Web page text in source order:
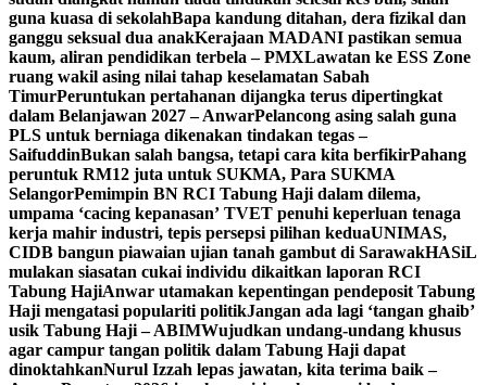
guna kuasa di sekolahBapa kandung ditahan, dera fizikal dan
ganggu seksual dua anakKerajaan MADANI pastikan semua
kaum, aliran pendidikan terbela – PMXLawatan ke ESS Zone
ruang wakil asing nilai tahap keselamatan Sabah
TimurPeruntukan pertahanan dijangka terus dipertingkat
dalam Belanjawan 2027 – AnwarPelancong asing salah guna
PLS untuk berniaga dikenakan tindakan tegas –
SaifuddinBukan salah bangsa, tetapi cara kita berfikirPahang
peruntuk RM12 juta untuk SUKMA, Para SUKMA
SelangorPemimpin BN RCI Tabung Haji dalam dilema,
umpama ‘cacing kepanasan’ TVET penuhi keperluan tenaga
kerja mahir industri, tepis persepsi pilihan keduaUNIMAS,
CIDB bangun piawaian ujian tanah gambut di SarawakHASiL
mulakan siasatan cukai individu dikaitkan laporan RCI
Tabung HajiAnwar utamakan kepentingan pendeposit Tabung
Haji mengatasi populariti politikJangan ada lagi ‘tangan ghaib’
usik Tabung Haji – ABIMWujudkan undang-undang khusus
agar campur tangan politik dalam Tabung Haji dapat
dinoktahkanNurul Izzah lepas jawatan, kita terima baik –